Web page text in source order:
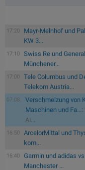
17:20
Mayr-Melnhof und
KW 3...
17:10
Swiss Re und
Münchener...
17:00
Tele Columbus und
Telekom Austria...
07.08.
Verschmelzung von
Maschinen und Fa...:
AI...
16:50
ArcelorMittal und
kom...
16:40
Garmin und adidas
Manchester ...